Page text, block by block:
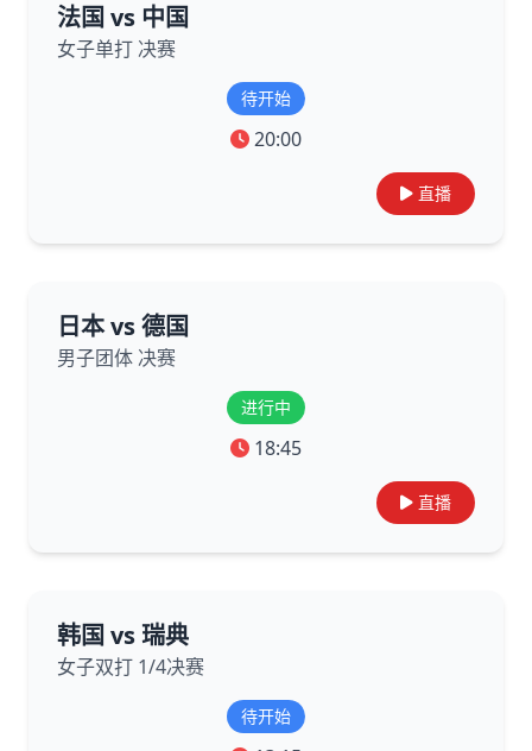
法国 vs 中国
女子单打 决赛
待开始
20:00
直播
日本 vs 德国
男子团体 决赛
进行中
18:45
直播
韩国 vs 瑞典
女子双打 1/4决赛
待开始